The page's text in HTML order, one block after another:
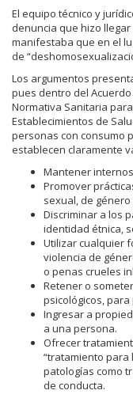
El equipo técnico y
denuncia que hizo
manifestaba que en el
de
Los argumentos
pues dentro del
Normativa Sanitaria
Establecimientos de
personas con consumo
establecen claramente
Mantener
Promover
sexual, de género
Discriminar a los
identidad étnica,
Utilizar cualquier
violencia de
o penas crueles
Retener o
psicológicos,
Ingresar a
a una persona.
Ofrecer
“tratamiento para
patologías como
de conducta.